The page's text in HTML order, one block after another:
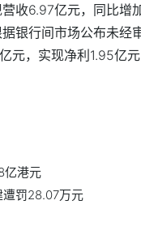
收6.97亿元，同比增
银行间市场公布未经
元，实现净利1.95亿
亿港元
遭罚28.07万元